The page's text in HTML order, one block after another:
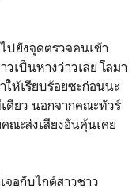
ปยังจุดตรวจคนเข้า
เป็นหางว่าวเลย โลมา
ห้เรียบร้อยซะก่อนนะ
ดียว นอกจากคณะทัวร์
ณะส่งเสียงอันคุ้นเคย
จอกับไกด์สาวชาว